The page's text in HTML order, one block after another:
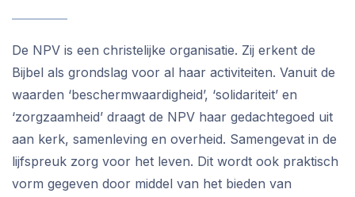
De NPV is een christelijke organisatie. Zij erkent de
Bijbel als grondslag voor al haar activiteiten. Vanuit de
waarden ‘beschermwaardigheid’, ‘solidariteit’ en
‘zorgzaamheid’ draagt de NPV haar gedachtegoed uit
aan kerk, samenleving en overheid. Samengevat in de
lijfspreuk zorg voor het leven. Dit wordt ook praktisch
vorm gegeven door middel van het bieden van